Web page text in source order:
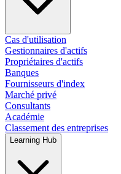
Cas d'utilisation
Gestionnaires d'actifs
Propriétaires d'actifs
Banques
Fournisseurs d'index
Marché privé
Consultants
Académie
Classement des entreprises
Learning Hub